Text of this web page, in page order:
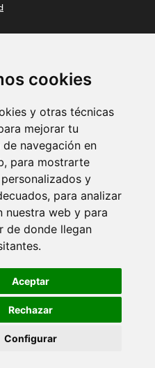
cookies
y otras técnicas
mejorar tu
navegación en
para mostrarte
y
para analizar
nuestra web y para
de donde llegan
Aceptar
Rechazar
Configurar
contratación
entrega
pago
Privacidad